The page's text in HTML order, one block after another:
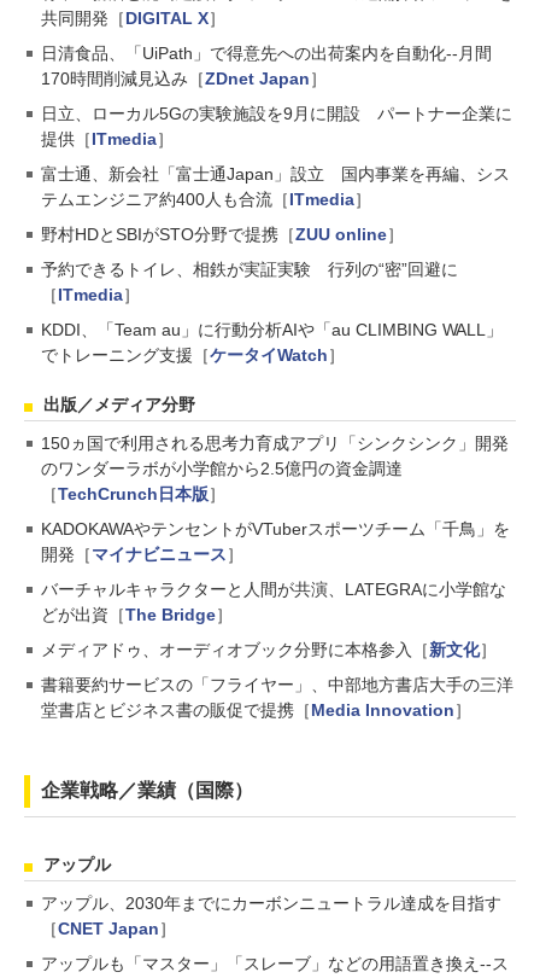
共同開発［DIGITAL X］
日清食品、「UiPath」で得意先への出荷案内を自動化--月間
170時間削減見込み［ZDnet Japan］
日立、ローカル5Gの実験施設を9月に開設 パートナー企業に
提供［ITmedia］
富士通、新会社「富士通Japan」設立 国内事業を再編、シス
テムエンジニア約400人も合流［ITmedia］
野村HDとSBIがSTO分野で提携［ZUU online］
予約できるトイレ、相鉄が実証実験 行列の“密”回避に
［ITmedia］
KDDI、「Team au」に行動分析AIや「au CLIMBING WALL」
でトレーニング支援［ケータイWatch］
出版／メディア分野
150ヵ国で利用される思考力育成アプリ「シンクシンク」開発
のワンダーラボが小学館から2.5億円の資金調達
［TechCrunch日本版］
KADOKAWAやテンセントがVTuberスポーツチーム「千鳥」を
開発［マイナビニュース］
バーチャルキャラクターと人間が共演、LATEGRAに小学館な
どが出資［The Bridge］
メディアドゥ、オーディオブック分野に本格参入［新文化］
書籍要約サービスの「フライヤー」、中部地方書店大手の三洋
堂書店とビジネス書の販促で提携［Media Innovation］
企業戦略／業績（国際）
アップル
アップル、2030年までにカーボンニュートラル達成を目指す
［CNET Japan］
アップルも「マスター」「スレーブ」などの用語置き換え--ス